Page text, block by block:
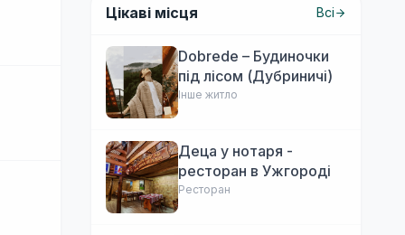
Цікаві місця Всі
Dobrede – Будиночки
під лісом (Дубриничі)
Інше житло
Деца у нотаря -
ресторан в Ужгороді
Ресторан